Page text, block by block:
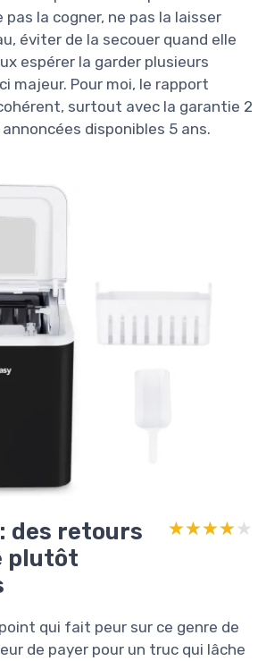
pas la cogner, ne pas la laisser
éviter de la secouer quand elle
espérer la garder plusieurs
majeur. Pour moi, le rapport
surtout avec la garantie 2
disponibles 5 ans.
des retours
plutôt
★★★★★
★★★★★
qui fait peur sur ce genre de
de payer pour un truc qui lâche